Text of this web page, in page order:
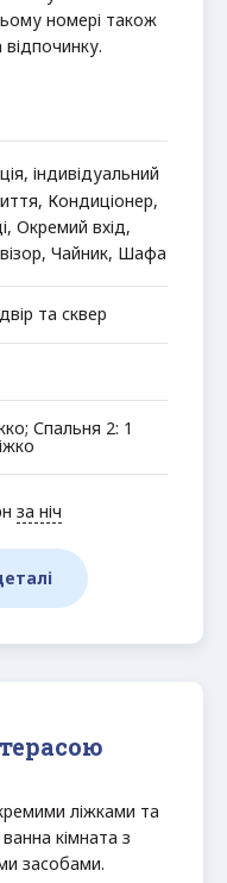
номері також
, індивідуальний
, Кондиціонер,
, Окремий вхід,
, Чайник, Шафа
та сквер
Спальня 2: 1
за ніч
ліжками та
кімната з
засобами.